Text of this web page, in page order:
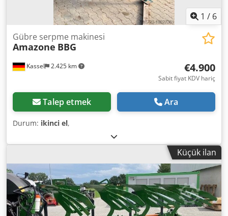
1 / 6
Kassel 2.425 km
Gübre serpme makinesi
Amazone BBG
€4.900
Sabit fiyat KDV hariç
Talep etmek Ara
Durum: ikinci el,
Küçük ilan